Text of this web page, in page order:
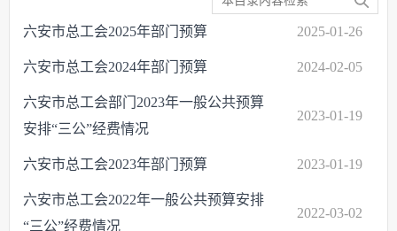
六安市总工会2025年部门预算 2025-01-26
六安市总工会2024年部门预算 2024-02-05
六安市总工会部门2023年一般公共预算
安排“三公”经费情况
2023-01-19
六安市总工会2023年部门预算 2023-01-19
六安市总工会2022年一般公共预算安排
“三公”经费情况
2022-03-02